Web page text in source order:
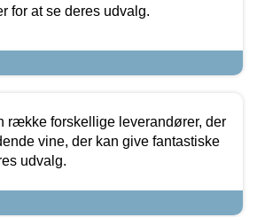
for at se deres udvalg.
række forskellige leverandører, der
vine, der kan give fantastiske
udvalg.